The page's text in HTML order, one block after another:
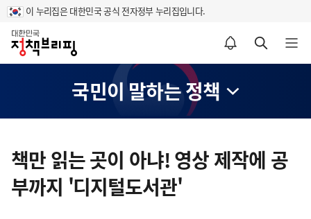
이 누리집은 대한민국 공식 전자정부 누리집입니다.
홈
알림설정 바로가기 검색 바로가기 메뉴 열기
국민이 말하는 정책
텐
츠
영
책만 읽는 곳이 아냐! 영상 제작에 공
부까지 '디지털도서관'